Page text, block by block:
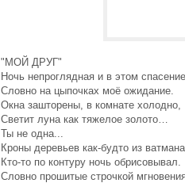
"МОЙ ДРУГ"
Ночь непроглядная и в этом
Словно на цыпочках моё ожидание.
Окна зашторены, в комнате холодно,
Светит луна как тяжелое золото…
Ты не одна...
Кроны деревьев как-будто из
Кто-то по контуру ночь обрисовывал.
Словно прошитые строчкой